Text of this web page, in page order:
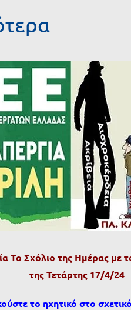
Το Σχόλιο της Ημέρας με
της Τετάρτης 17/4/24
το ηχητικό στο